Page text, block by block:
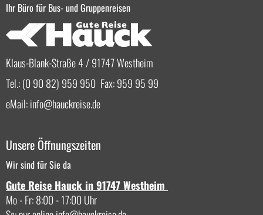
Ihr Büro für Bus- und Gruppenreisen
Klaus-Blank-Straße 4 / 91747 Westheim
Tel.: (0 90 82) 959 950 Fax: 959 95 99
eMail:info hauckreise.de
Unsere Öffnungszeiten
Wir sind für Sie da
Gute Reise Hauck in 91747 Westheim
Mo - Fr: 8:00 - 17:00 Uhr